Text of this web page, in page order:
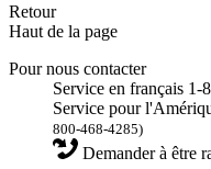
Retour
Haut de la page
Pour nous contacter
Service en français 1-
Service pour
800-468-4285)
Demander à être